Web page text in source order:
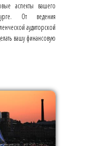
аспекты вашего
От ведения
аудиторской
вашу финансовую